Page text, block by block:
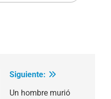
Siguiente:
Un hombre murió